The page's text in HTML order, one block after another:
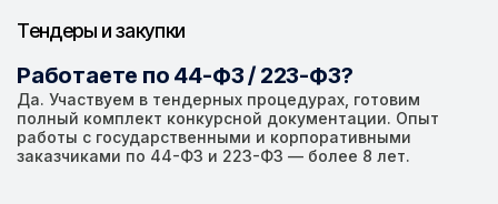
Тендеры и закупки
Работаете по 44-ФЗ / 223-ФЗ?
Да. Участвуем в тендерных процедурах, готовим
полный комплект конкурсной документации. Опыт
работы с государственными и корпоративными
заказчиками по 44-ФЗ и 223-ФЗ — более 8 лет.